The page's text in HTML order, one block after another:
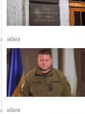
včera
včera